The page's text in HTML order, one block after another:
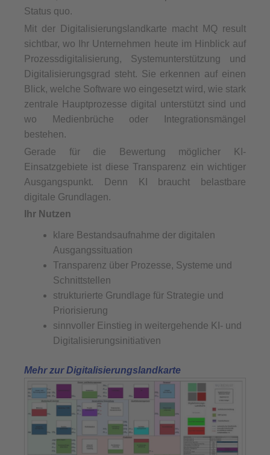
Status quo.
Mit der Digitalisierungslandkarte macht MQ result
sichtbar, wo Ihr Unternehmen heute im Hinblick auf
Prozessdigitalisierung, Systemunterstützung und
Digitalisierungsgrad steht. Sie erkennen auf einen
Blick, welche Software wo eingesetzt wird, wie stark
zentrale Hauptprozesse digital unterstützt sind und
wo Medienbrüche oder Integrationsmängel
bestehen.
Gerade für die Bewertung möglicher KI-
Einsatzgebiete ist diese Transparenz ein wichtiger
Ausgangspunkt. Denn KI braucht belastbare
digitale Grundlagen.
Ihr Nutzen
klare Bestandsaufnahme der digitalen
Ausgangssituation
Transparenz über Prozesse, Systeme und
Schnittstellen
strukturierte Grundlage für Strategie und
Priorisierung
sinnvoller Einstieg in weitergehende KI- und
Digitalisierungsinitiativen
Mehr zur Digitalisierungslandkarte